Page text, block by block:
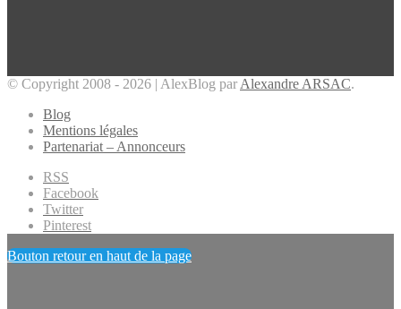
© Copyright 2008 - 2026 | AlexBlog par Alexandre ARSAC.
Blog
Mentions légales
Partenariat – Annonceurs
RSS
Facebook
Twitter
Pinterest
Bouton retour en haut de la page